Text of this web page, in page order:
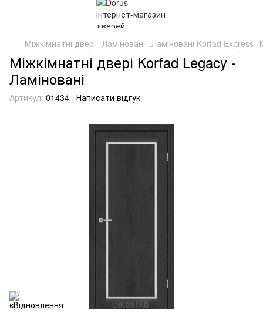
Міжкімнатні двері Ламіновані Ламіновані Korfad Express
Міжкімнатні двері Korfad Legacy -
Ламіновані
Артикул: 01434 Написати відгук